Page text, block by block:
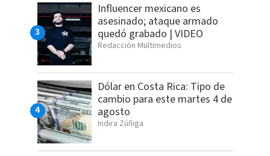
Influencer mexicano es
asesinado; ataque armado
quedó grabado | VIDEO
Redacción Multimedios
Dólar en Costa Rica: Tipo de
cambio para este martes 4 de
agosto
Indira Zúñiga